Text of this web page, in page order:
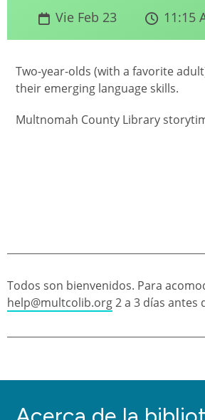
Vie Feb 23 11:15
Two-year-olds (with a favorite
their emerging language skills.
Multnomah County Library
Todos son bienvenidos. Para
help@multcolib.org2 a 3 días antes